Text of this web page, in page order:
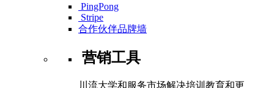
PingPong
Stripe
合作伙伴品牌墙
营销工具
川流大学和服务市场解决培训教育和更